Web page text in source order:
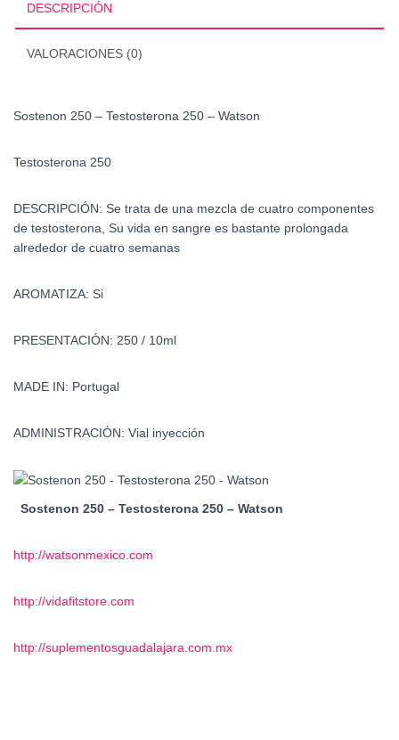
DESCRIPCIÓN
VALORACIONES (0)
Sostenon 250 – Testosterona 250 – Watson
Testosterona 250
DESCRIPCIÓN: Se trata de una mezcla de cuatro componentes
de testosterona, Su vida en sangre es bastante prolongada
alrededor de cuatro semanas
AROMATIZA: Si
PRESENTACIÓN: 250 / 10ml
MADE IN: Portugal
ADMINISTRACIÓN: Vial inyección
Sostenon 250 – Testosterona 250 – Watson
http://watsonmexico.com
http://vidafitstore.com
http://suplementosguadalajara.com.mx